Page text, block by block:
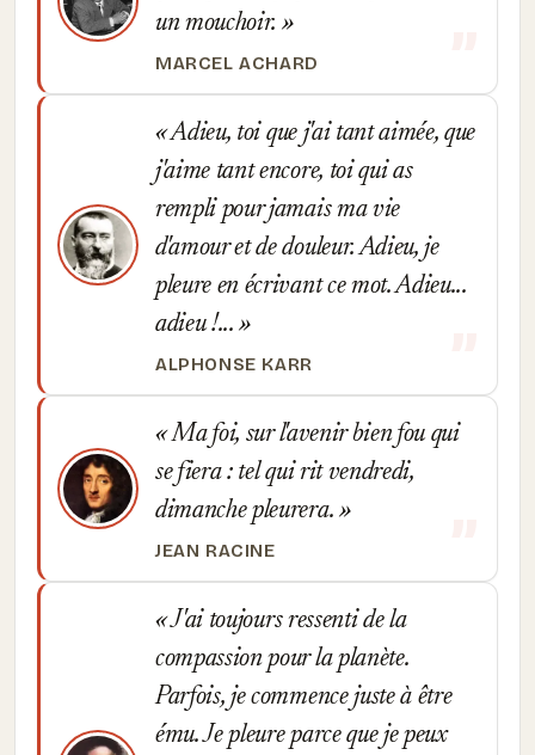
un mouchoir.
MARCEL ACHARD
Adieu, toi que j'ai tant aimée, que
j'aime tant encore, toi qui as
rempli pour jamais ma vie
d'amour et de douleur. Adieu, je
pleure en écrivant ce mot. Adieu...
adieu !...
ALPHONSE KARR
Ma foi, sur l'avenir bien fou qui
se fiera : tel qui rit vendredi,
dimanche pleurera.
JEAN RACINE
J'ai toujours ressenti de la
compassion pour la planète.
Parfois, je commence juste à être
ému. Je pleure parce que je peux